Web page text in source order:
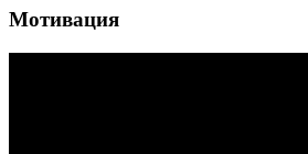
Мотивация